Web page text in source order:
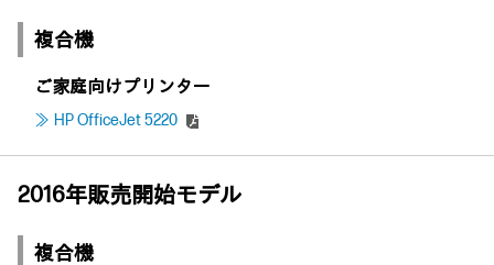
複合機
ご家庭向けプリンター
HP OfficeJet 5220
2016年販売開始モデル
複合機